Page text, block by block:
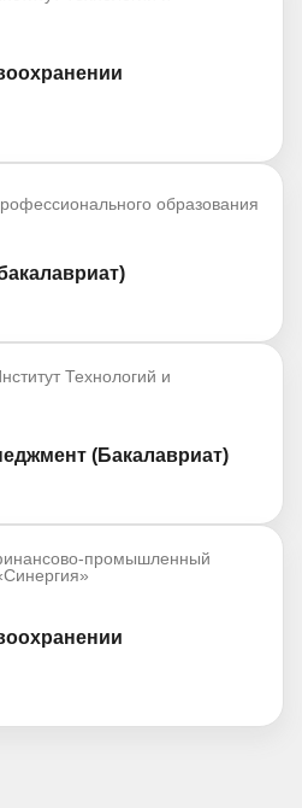
образования
Технологий и
(Бакалавриат)
промышленный